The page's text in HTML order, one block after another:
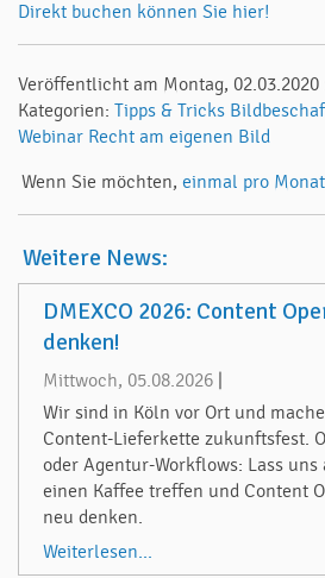
Direkt buchen können Sie hier!
Veröffentlicht am Montag, 02.03.2020
Kategorien: Tipps & Tricks
Webinar Recht am eigenen Bild
Wenn Sie möchten, einmal pro
Weitere News:
DMEXCO 2026: Content
denken!
Mittwoch, 05.08.2026
Wir sind in Köln vor Ort und
Content-Lieferkette zukunftsfest.
oder Agentur-Workflows: Lass uns
einen Kaffee treffen und Content
neu denken.
Weiterlesen...